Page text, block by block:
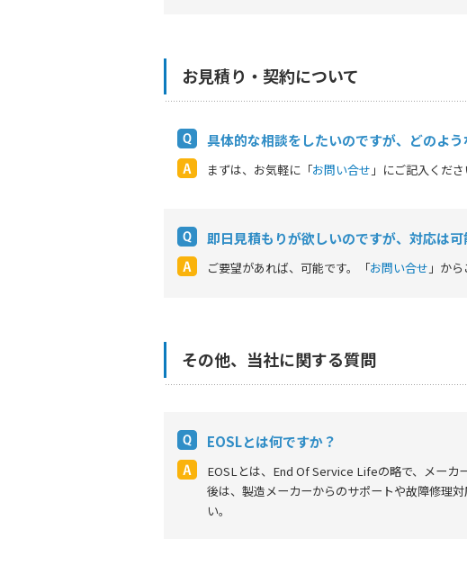
お見積り・契約について
具体的な相談をしたいのですが、どのよ
まずは、お気軽に「お問い合せ 」にご記入くだ
即日見積もりが欲しいのですが、対応は可
ご要望があれば、可能です。「お問い合せ 」か
その他、当社に関する質問
EOSLとは何ですか？
EOSLとは、End Of Service Lifeの略で、メーカ
後は、製造メーカーからのサポートや故障修理
い。